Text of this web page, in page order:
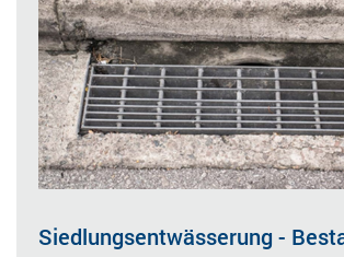
Siedlungsentwässerung -